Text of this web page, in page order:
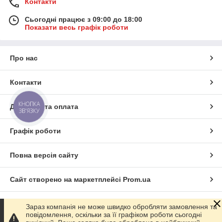
Комоди
Виготовляються з екологічно чистих матеріалів, мають
ультрамодний дизайн та чудово впишуться в інтер'єр.
Функціональні вироби з розстібним
механізмом стануть зручним місцем для
Контакти
Сьогодні працює з 09:00 до 18:00
Показати весь графік роботи
Про нас
Контакти
Доставка та оплата
Графік роботи
Повна версія сайту
Сайт створено на маркетплейсі Prom.ua
Політика конфіденційності
Зараз компанія не може швидко обробляти замовлення та
повідомлення, оскільки за її графіком роботи сьогодні
КНОПКА
ЗВ'ЯЗКУ